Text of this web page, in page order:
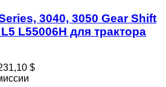
3040, 3050 Gear Shift
L55006H для трактора
$